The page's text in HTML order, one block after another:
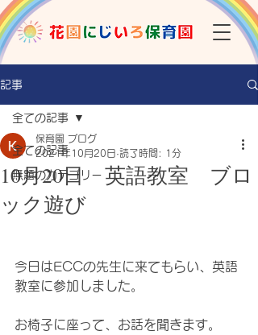
記事
全ての記事
無題のカテゴリー
全ての記事
10月20日 英語教室 ブロ
ック遊び
保育園 ブログ
2021年10月20日 読了時間: 1分
今日はECCの先生に来てもらい、英語
教室に参加しました。
お椅子に座って、お話を聞きます。